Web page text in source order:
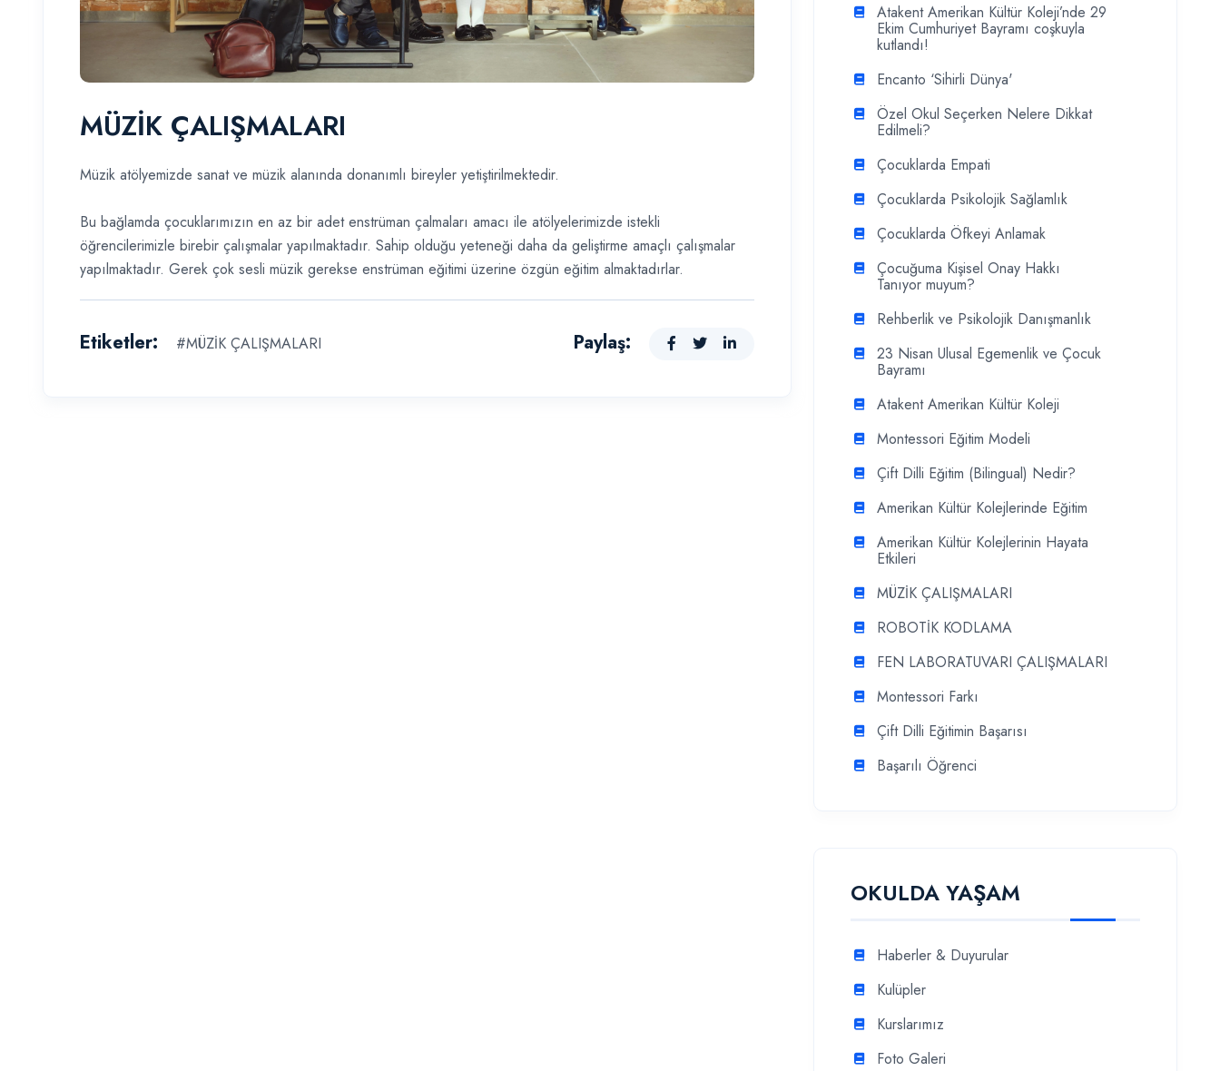
MÜZİK ÇALIŞMALARI
Müzik atölyemizde sanat ve müzik alanında donanımlı bireyler yetiştirilmektedir.
Bu bağlamda çocuklarımızın en az bir adet enstrüman çalmaları amacı ile atölyelerimizde istekli
öğrencilerimizle birebir çalışmalar yapılmaktadır. Sahip olduğu yeteneği daha da geliştirme amaçlı çalışmalar
yapılmaktadır. Gerek çok sesli müzik gerekse enstrüman eğitimi üzerine özgün eğitim almaktadırlar.
Etiketler: #MÜZİK ÇALIŞMALARI Paylaş:
Atakent Amerikan Kültür Koleji’nde 29
Ekim Cumhuriyet Bayramı coşkuyla
kutlandı!
Encanto ‘Sihirli Dünya'
Özel Okul Seçerken Nelere Dikkat
Edilmeli?
Çocuklarda Empati
Çocuklarda Psikolojik Sağlamlık
Çocuklarda Öfkeyi Anlamak
Çocuğuma Kişisel Onay Hakkı
Tanıyor muyum?
Rehberlik ve Psikolojik Danışmanlık
23 Nisan Ulusal Egemenlik ve Çocuk
Bayramı
Atakent Amerikan Kültür Koleji
Montessori Eğitim Modeli
Çift Dilli Eğitim (Bilingual) Nedir?
Amerikan Kültür Kolejlerinde Eğitim
Amerikan Kültür Kolejlerinin Hayata
Etkileri
MÜZİK ÇALIŞMALARI
ROBOTİK KODLAMA
FEN LABORATUVARI ÇALIŞMALARI
Montessori Farkı
Çift Dilli Eğitimin Başarısı
Başarılı Öğrenci
OKULDA YAŞAM
Haberler & Duyurular
Kulüpler
Kurslarımız
Foto Galeri